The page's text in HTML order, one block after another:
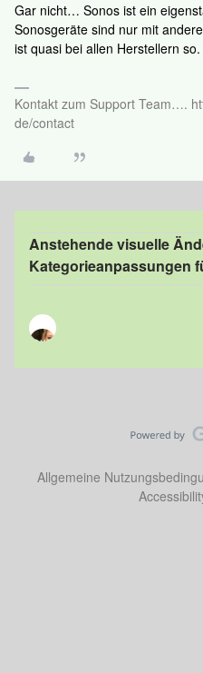
Gar nicht… Sonos ist ein
Sonosgeräte sind nur mit
ist quasi bei allen Herstellern so.
Kontakt zum Support Team….
de/contact
Anstehende visuelle
Kategorieanpassungen
Allgemeine